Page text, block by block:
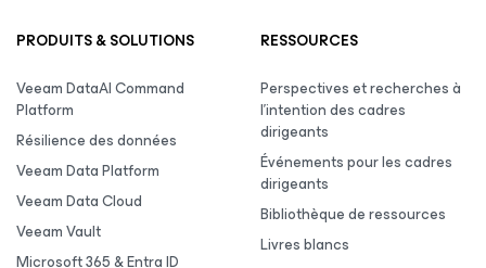
PRODUITS & SOLUTIONS
Veeam DataAI Command
Platform
Résilience des données
Veeam Data Platform
Veeam Data Cloud
Veeam Vault
Microsoft 365 & Entra ID
RESSOURCES
Perspectives et recherches à
l’intention des cadres
dirigeants
Événements pour les cadres
dirigeants
Bibliothèque de ressources
Livres blancs